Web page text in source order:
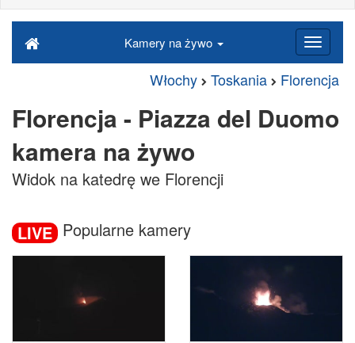
Kamery na żywo
Włochy Toskania Florencja
Florencja - Piazza del Duomo
kamera na żywo
Widok na katedrę we Florencji
LIVE Popularne kamery